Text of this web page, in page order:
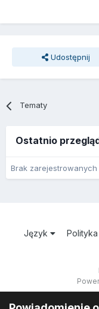
Udostępnij
Tematy
Ostatnio
Brak
Język